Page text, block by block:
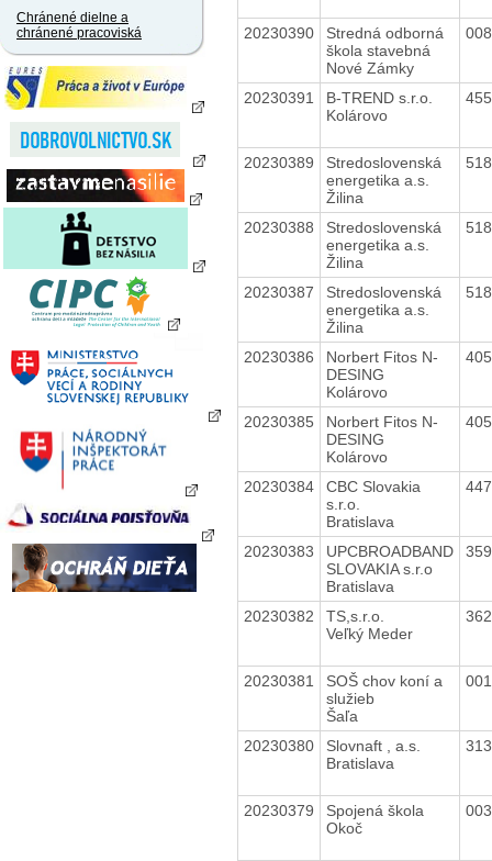
Chránené dielne a
chránené pracoviská
20230390
Stredná odborná
škola stavebná
Nové Zámky
20230391
B-TREND s.r.o.
Kolárovo
20230389
Stredoslovenská
energetika a.s.
Žilina
20230388
Stredoslovenská
energetika a.s.
Žilina
20230387
Stredoslovenská
energetika a.s.
Žilina
20230386
Norbert Fitos N-
DESING
Kolárovo
20230385
Norbert Fitos N-
DESING
Kolárovo
20230384
CBC Slovakia
s.r.o.
Bratislava
20230383
UPCBROADBAND
SLOVAKIA s.r.o
Bratislava
20230382
TS,s.r.o.
Veľký Meder
20230381
SOŠ chov koní a
služieb
Šaľa
20230380
Slovnaft , a.s.
Bratislava
20230379
Spojená škola
Okoč